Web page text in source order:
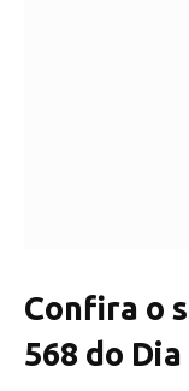
Confira o
568 do